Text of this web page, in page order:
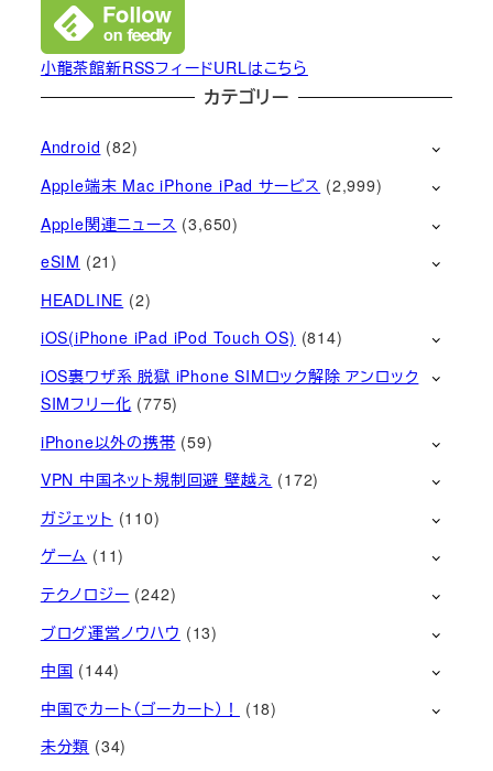
小龍茶館新RSSフィードURLはこちら
カテゴリー
Android (82)
Apple端末 Mac iPhone iPad サービス (2,999)
Apple関連ニュース (3,650)
eSIM (21)
HEADLINE (2)
iOS(iPhone iPad iPod Touch OS) (814)
iOS裏ワザ系 脱獄 iPhone SIMロック解除 アンロック
SIMフリー化 (775)
iPhone以外の携帯 (59)
VPN 中国ネット規制回避 壁越え (172)
ガジェット (110)
ゲーム (11)
テクノロジー (242)
ブログ運営ノウハウ (13)
中国 (144)
中国でカート（ゴーカート）！
(18)
未分類 (34)